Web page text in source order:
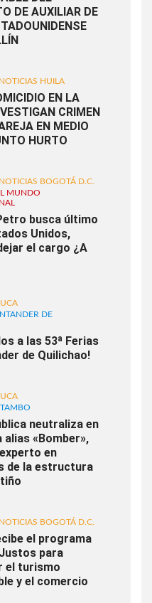
DE AUXILIAR DE
NOTICIAS HUILA
EN LA
CRIMEN
EN MEDIO
HURTO
NOTICIAS BOGOTÁ D.C.
MUNDO
busca último
Unidos,
el cargo ¿A
DE
a las 53ª Ferias
de Quilichao!
neutraliza en
alias «Bomber»,
en
de la estructura
NOTICIAS BOGOTÁ D.C.
el programa
para
el turismo
y el comercio